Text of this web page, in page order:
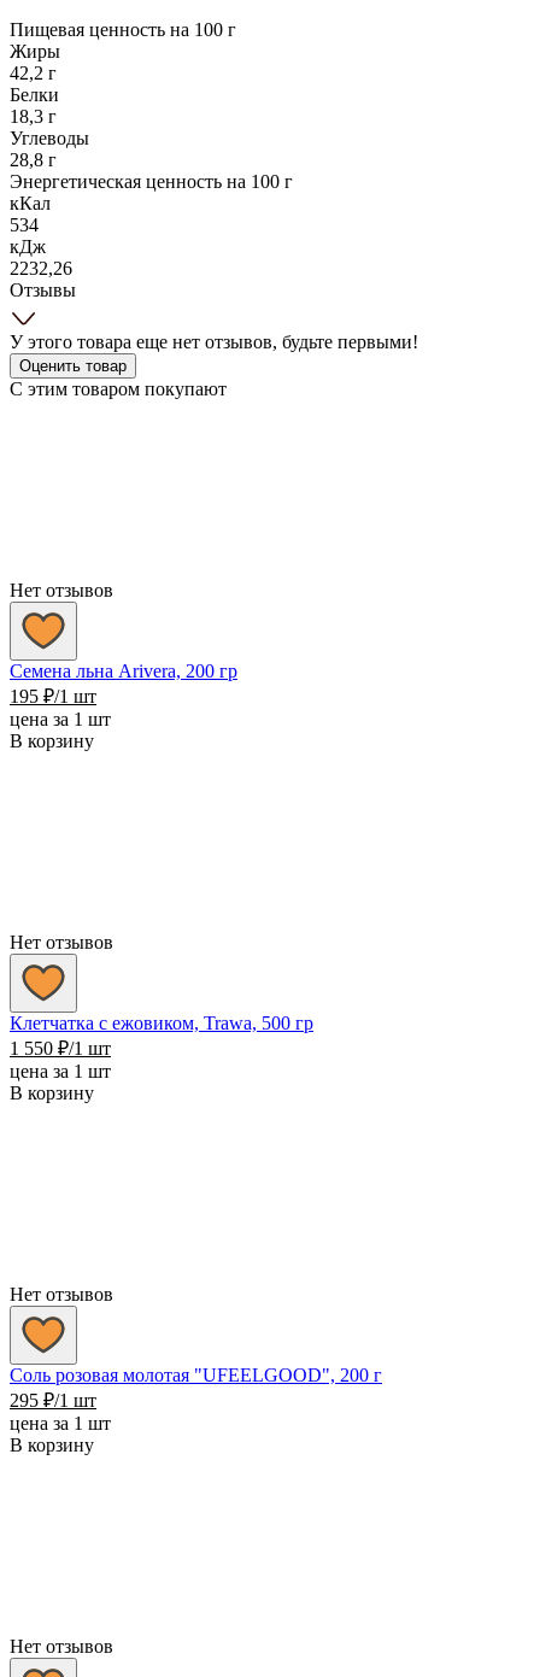
Пищевая ценность на 100 г
Жиры
42,2 г
Белки
18,3 г
Углеводы
28,8 г
Энергетическая ценность на 100 г
кКал
534
кДж
2232,26
Отзывы
У этого товара еще нет отзывов, будьте первыми!
Оценить товар
С этим товаром покупают
Нет отзывов
Семена льна Arivera, 200 гр
195 ₽/1 шт
цена за 1 шт
В корзину
Нет отзывов
Клетчатка с ежовиком, Trawa, 500 гр
1 550 ₽/1 шт
цена за 1 шт
В корзину
Нет отзывов
Соль розовая молотая "UFEELGOOD", 200 г
295 ₽/1 шт
цена за 1 шт
В корзину
Нет отзывов